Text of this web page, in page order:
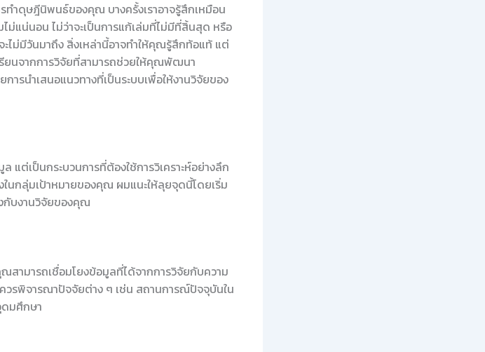
ทำดุษฎีนิพนธ์ของคุณ บางครั้งเราอาจรู้สึกเหมือน
ม่แน่นอน ไม่ว่าจะเป็นการแก้เล่มที่ไม่มีที่สิ้นสุด หรือ
ไม่มีวันมาถึง สิ่งเหล่านี้อาจทำให้คุณรู้สึกท้อแท้ แต่
ยนจากการวิจัยที่สามารถช่วยให้คุณพัฒนา
รนำเสนอแนวทางที่เป็นระบบเพื่อให้งานวิจัยของ
แต่เป็นกระบวนการที่ต้องใช้การวิเคราะห์อย่างลึก
ในกลุ่มเป้าหมายของคุณ ผมแนะให้ลุยจุดนี้โดยเริ่ม
กับงานวิจัยของคุณ
สามารถเชื่อมโยงข้อมูลที่ได้จากการวิจัยกับความ
รพิจารณาปัจจัยต่าง ๆ เช่น สถานการณ์ปัจจุบันใน
ดมศึกษา